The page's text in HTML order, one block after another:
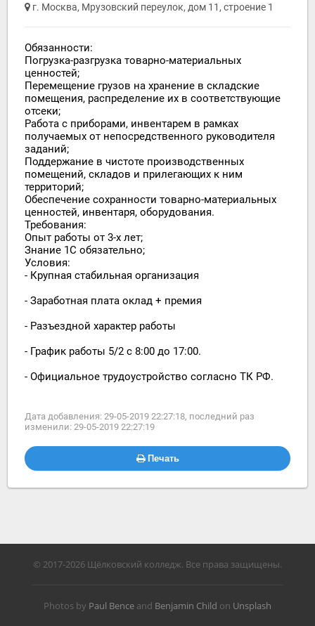
г. Москва, Мрузовский переулок, дом 11, строение 1
Обязанности:
Погрузка-разгрузка товарно-материальных
ценностей;
Перемещение грузов на хранение в складские
помещения, распределение их в соответствующие
отсеки;
Работа с приборами, инвентарем в рамках
получаемых от непосредственного руководителя
заданий;
Поддержание в чистоте производственных
помещений, складов и прилегающих к ним
территорий;
Обеспечение сохранности товарно-материальных
ценностей, инвентаря, оборудования.
Требования:
Опыт работы от 3-х лет;
Знание 1С обязательно;
Условия:
- Крупная стабильная организация
- Заработная плата оклад + премия
- Разъездной характер работы
- График работы 5/2 с 8:00 до 17:00.
- Официальное трудоустройство согласно ТК РФ.
Дата добавления: 29-05-2019 22:27:18, последний раз
изменили: 29-05-2019 22:27:19
Печать
© 2017-2026 Щёлковский колледж. Все права защищены.
Photos by Paul Bence and Benjamin Child on Unsplash